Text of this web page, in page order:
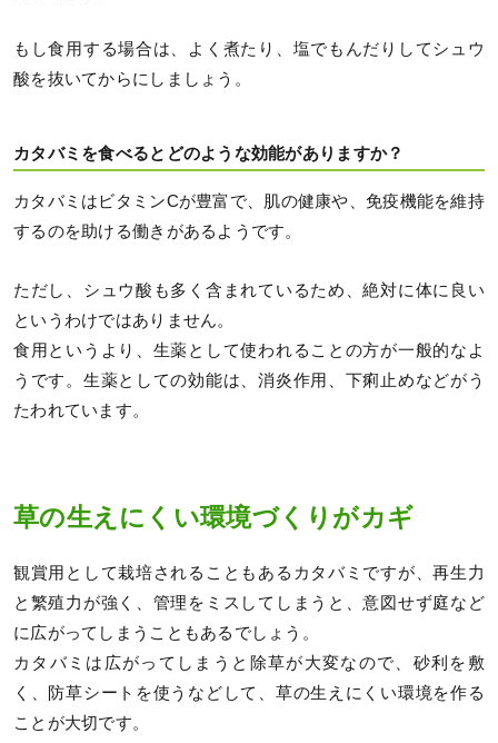
もし食用する場合は、よく煮たり、塩でもんだりしてシュウ
酸を抜いてからにしましょう。
カタバミを食べるとどのような効能がありますか？
カタバミはビタミンCが豊富で、肌の健康や、免疫機能を維持
するのを助ける働きがあるようです。
ただし、シュウ酸も多く含まれているため、絶対に体に良い
というわけではありません。
食用というより、生薬として使われることの方が一般的なよ
うです。生薬としての効能は、消炎作用、下痢止めなどがう
たわれています。
草の生えにくい環境づくりがカギ
観賞用として栽培されることもあるカタバミですが、再生力
と繁殖力が強く、管理をミスしてしまうと、意図せず庭など
に広がってしまうこともあるでしょう。
カタバミは広がってしまうと除草が大変なので、砂利を敷
く、防草シートを使うなどして、草の生えにくい環境を作る
ことが大切です。